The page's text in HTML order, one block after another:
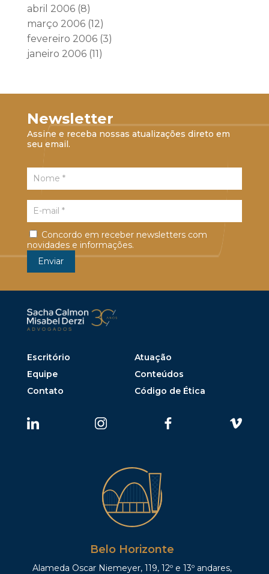
abril 2006(8)
março 2006(12)
fevereiro 2006(3)
janeiro 2006(11)
Newsletter
Assine e receba nossas atualizações direto em
seu email.
Concordo em receber newsletters com
novidades e informações.
Escritório
Atuação
Equipe
Conteúdos
Contato
Código de Ética
Belo Horizonte
Alameda Oscar Niemeyer, 119, 12º e 13º andares,